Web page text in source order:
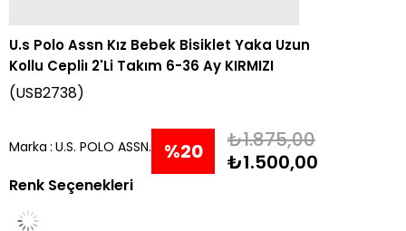
U.s Polo Assn Kız Bebek Bisiklet Yaka Uzun
Kollu Cepliı 2'Li Takım 6-36 Ay KIRMIZI
(USB2738)
Marka : U.S. POLO ASSN. %20
₺1.875,00
₺1.500,00
Renk Seçenekleri